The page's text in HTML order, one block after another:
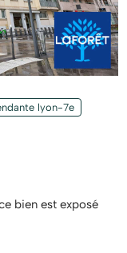
lyon-7e
bien est exposé